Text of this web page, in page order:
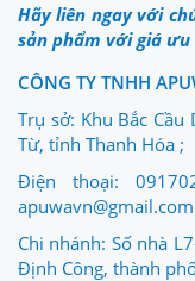
Hãy liên ngay với
sản phẩm với giá
CÔNG TY TNHH
Trụ sở: Khu Bắc
Từ, tỉnh Thanh Hóa ;
Điện thoại:
Chi nhánh: Số nhà
Định Công, thành